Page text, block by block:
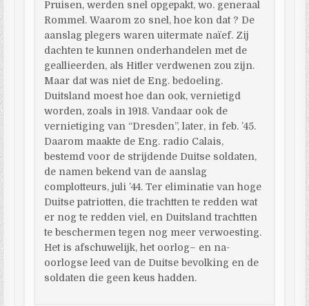
Pruisen, werden snel opgepakt, wo. generaal
Rommel. Waarom zo snel, hoe kon dat ? De
aanslag plegers waren uitermate naïef. Zij
dachten te kunnen onderhandelen met de
geallieerden, als Hitler verdwenen zou zijn.
Maar dat was niet de Eng. bedoeling.
Duitsland moest hoe dan ook, vernietigd
worden, zoals in 1918. Vandaar ook de
vernietiging van “Dresden”, later, in feb. ’45.
Daarom maakte de Eng. radio Calais,
bestemd voor de strijdende Duitse soldaten,
de namen bekend van de aanslag
complotteurs, juli ’44. Ter eliminatie van hoge
Duitse patriotten, die trachtten te redden wat
er nog te redden viel, en Duitsland trachtten
te beschermen tegen nog meer verwoesting.
Het is afschuwelijk, het oorlog– en na-
oorlogse leed van de Duitse bevolking en de
soldaten die geen keus hadden.